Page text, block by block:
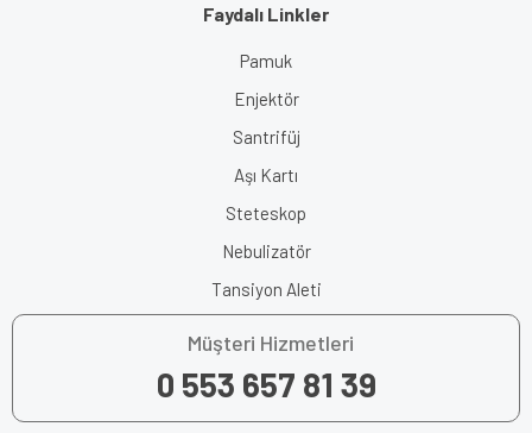
Faydalı Linkler
Pamuk
Enjektör
Santrifüj
Aşı Kartı
Steteskop
Nebulizatör
Tansiyon Aleti
Müşteri Hizmetleri
0 553 657 81 39